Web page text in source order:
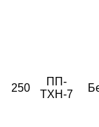
250
ПП-
ТХН-7